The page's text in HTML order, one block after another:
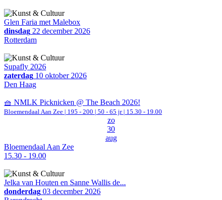
Glen Faria met Malebox
dinsdag 22 december 2026
Rotterdam
Supafly 2026
zaterdag 10 oktober 2026
Den Haag
🧺 NMLK Picknicken @ The Beach 2026!
Bloemendaal Aan Zee | 195 - 200 | 50 - 65 jr | 15.30 - 19.00
zo
30
aug
Bloemendaal Aan Zee
15.30 - 19.00
Jelka van Houten en Sanne Wallis de...
donderdag 03 december 2026